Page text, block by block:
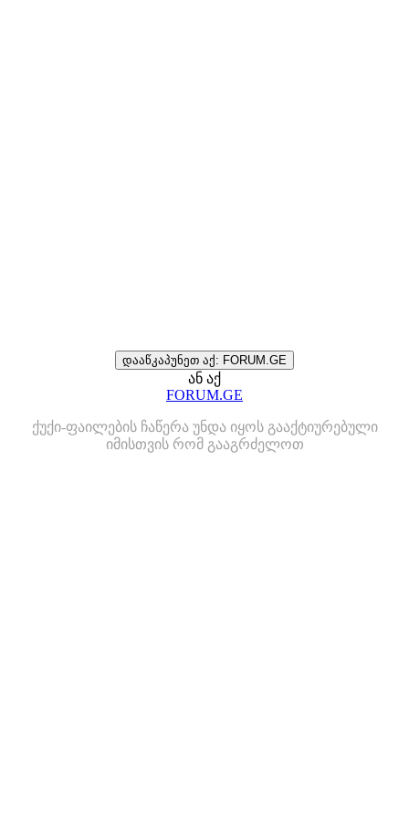
დააწკაპუნეთ აქ: FORUM.GE
ან აქ
FORUM.GE
ქუქი-ფაილების ჩაწერა უნდა იყოს გააქტიურებული
იმისთვის რომ გააგრძელოთ